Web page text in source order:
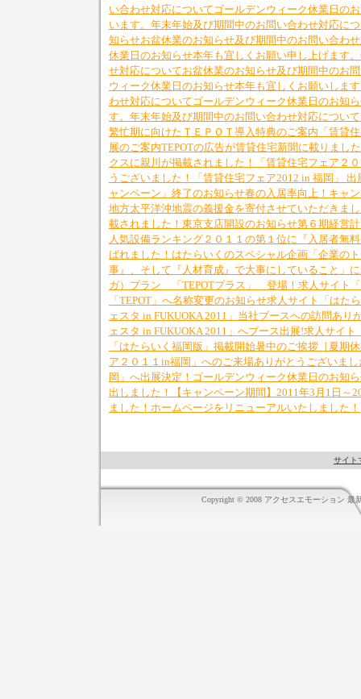
い合わせ対応についてゴールデンウィーク休業日の
います。 年末年始及び期間中のお問い合わせ対応に
知らせお盆休業のお知らせ及び期間中のお問い合わ
休業日のお知らせ本年も宜しくお願い申し上げます。
せ対応についてお盆休業のお知らせ及び期間中のお
ウィーク休業日のお知らせ本年も宜しくお願いしま
わせ対応についてゴールデンウィーク休業日のお知
す。 年末年始及び期間中のお問い合わせ対応について
繁忙期に向けたＴＥＰＯＴ導入特典のご案内 「賃貸
展のご案内TEPOTの広告が賃貸住宅新聞に載りまし
クスに親川が掲載されました！
「賃貸住宅フェア２
うございました！
「賃貸住宅フェア2012 in 福岡」
ャンペーン」終了のお知らせ春の入居率向上！キャ
地方太平洋沖地震の義援金を寄付させていただきま
載されました！ 東京支店開設のお知らせ第６期経営
人気設備ランキング２０１１の第１位に『入居者無
ばれました！ はたらいくのスペシャル企画「企業の
事』、そして『人材育成』で大事にしていること」
ガ）プラン 「TEPOTプラス」 登場！ 求人サイト
「TEPOT」へ名称変更のお知らせ求人サイト「はた
ェスタ in FUKUOKA 2011」当社ブースへの訪問あり
ェスタ in FUKUOKA 2011」へブース出展!求人サイト
「はたらいく福岡版」掲載開始暑中のご挨拶［夏期
ア２０１１in福岡」へのご来場ありがとうございまし
岡」へ出展決定！ ゴールデンウィーク休業日のお知
出しました！
【キャンペーン期間】2011年3月1日～
ました！ ホームページをリニューアルいたしました！
サイト
Copyright © 2008 アクセスエモーション 最